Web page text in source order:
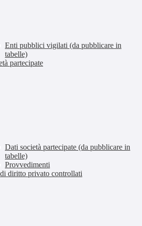
Enti pubblici vigilati (da pubblicare in
tabelle)
partecipate
Dati società partecipate (da pubblicare in
tabelle)
Provvedimenti
diritto privato controllati